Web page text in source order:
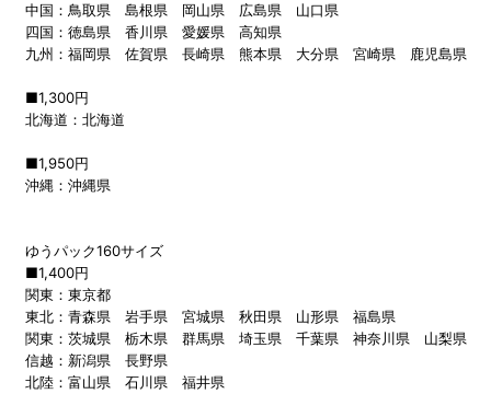
中国：鳥取県 島根県 岡山県 広島県 山口県
四国：徳島県 香川県 愛媛県 高知県
九州：福岡県 佐賀県 長崎県 熊本県 大分県 宮崎県 鹿児島県
■1,300円
北海道：北海道
■1,950円
沖縄：沖縄県
ゆうパック160サイズ
■1,400円
関東：東京都
東北：青森県 岩手県 宮城県 秋田県 山形県 福島県
関東：茨城県 栃木県 群馬県 埼玉県 千葉県 神奈川県 山梨県
信越：新潟県 長野県
北陸：富山県 石川県 福井県